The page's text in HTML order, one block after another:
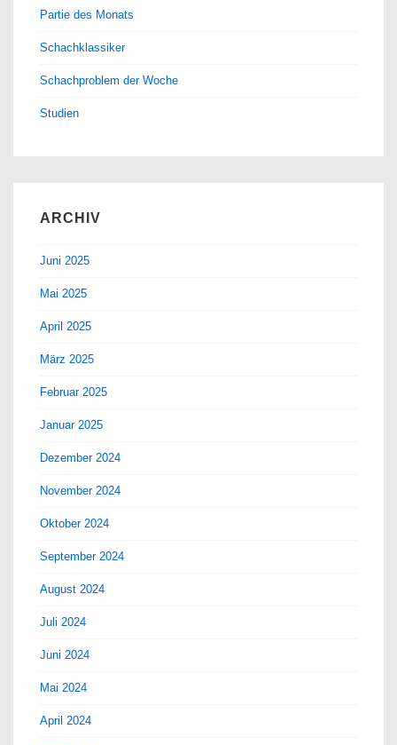
Partie des Monats
Schachklassiker
Schachproblem der Woche
Studien
ARCHIV
Juni 2025
Mai 2025
April 2025
März 2025
Februar 2025
Januar 2025
Dezember 2024
November 2024
Oktober 2024
September 2024
August 2024
Juli 2024
Juni 2024
Mai 2024
April 2024